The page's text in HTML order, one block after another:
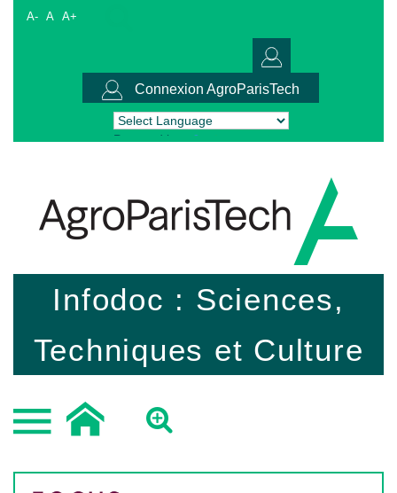
A- A A+
Connexion AgroParisTech
Powered by Translate
Infodoc : Sciences,
Techniques et Culture